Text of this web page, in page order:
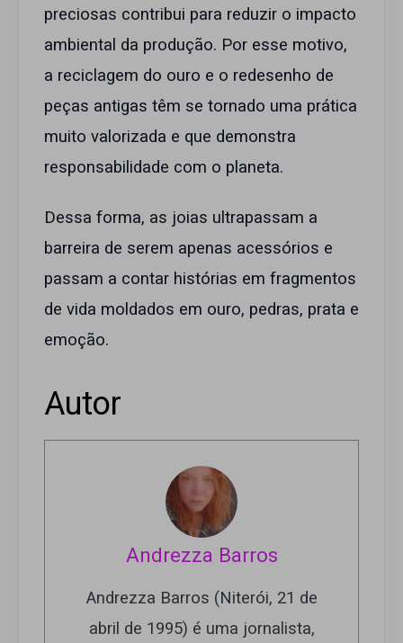
preciosas contribui para reduzir o impacto
ambiental da produção. Por esse motivo,
a reciclagem do ouro e o redesenho de
peças antigas têm se tornado uma prática
muito valorizada e que demonstra
responsabilidade com o planeta.
Dessa forma, as joias ultrapassam a
barreira de serem apenas acessórios e
passam a contar histórias em fragmentos
de vida moldados em ouro, pedras, prata e
emoção.
Autor
Andrezza Barros
Andrezza Barros (Niterói, 21 de
abril de 1995) é uma jornalista,